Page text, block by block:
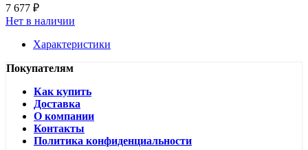
7 677 ₽
Нет в наличии
Характеристики
Покупателям
Как купить
Доставка
О компании
Контакты
Политика конфиденциальности